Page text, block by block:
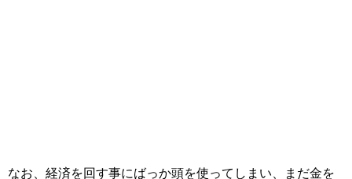
なお、経済を回す事にばっか頭を使ってしまい、まだ金を